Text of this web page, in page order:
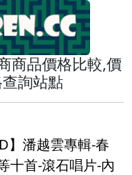
商品價格比較,價
詢站點
】潘越雲專輯-春
十首-滾石唱片-內